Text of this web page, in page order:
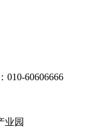
60606666
业园